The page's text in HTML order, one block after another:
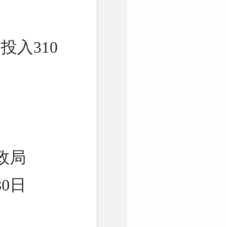
入310
政局
30日